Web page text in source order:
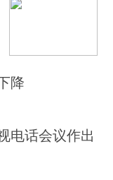
降
电话会议作出